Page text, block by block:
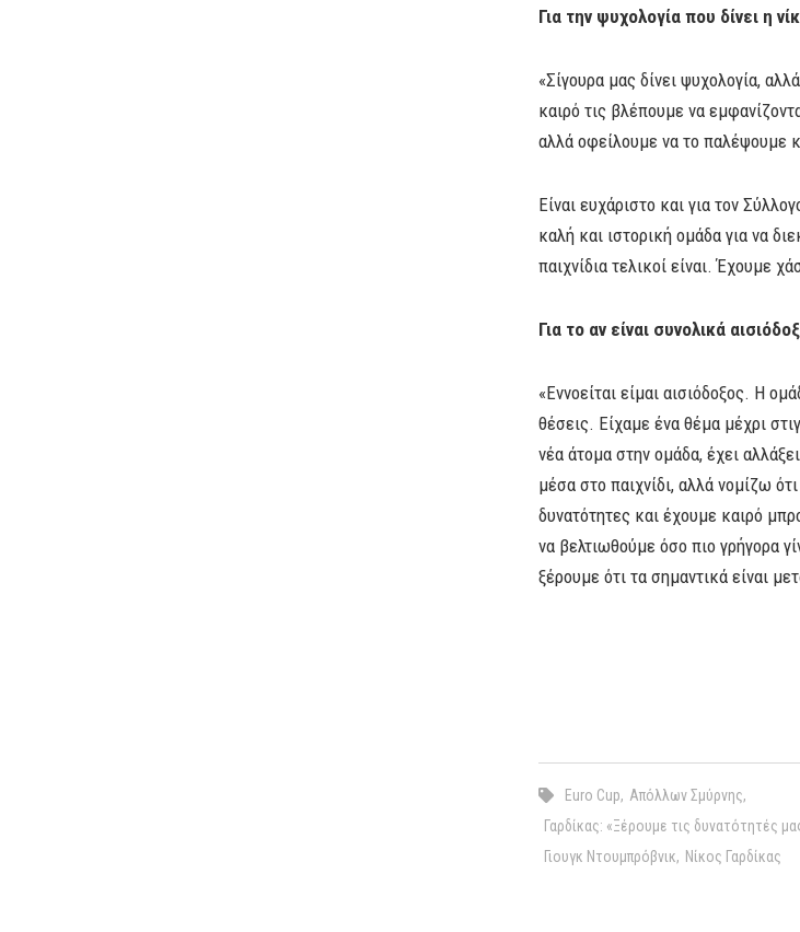
Για την ψυχολογία που δίνει η
«Σίγουρα μας δίνει ψυχολογία,
καιρό τις βλέπουμε να
αλλά οφείλουμε να το παλέψουμε
Είναι ευχάριστο και για τον
καλή και ιστορική ομάδα για να
παιχνίδια τελικοί είναι. Έχουμε
Για το αν είναι συνολικά
«Εννοείται είμαι αισιόδοξος. Η
θέσεις. Είχαμε ένα θέμα μέχρι
νέα άτομα στην ομάδα, έχει
μέσα στο παιχνίδι, αλλά νομίζω
δυνατότητες και έχουμε καιρό
να βελτιωθούμε όσο πιο γρήγορα
ξέρουμε ότι τα σημαντικά είναι
Euro Cup, Απόλλων Σμύρνης,
Γαρδίκας: «Ξέρουμε τις δυνατότητές
Γιουγκ Ντουμπρόβνικ, Νίκος Γαρδίκας